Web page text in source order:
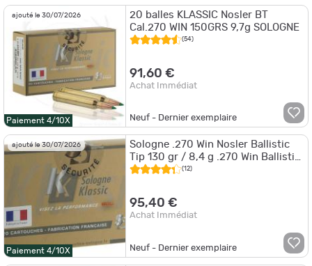
ajouté le 30/07/2026
Paiement 4/10X
20 balles KLASSIC Nosler BT
Cal.270 WIN 150GRS 9,7g SOLOGNE
(54)
91,60 €
Achat Immédiat
Neuf - Dernier exemplaire
ajouté le 30/07/2026
Paiement 4/10X
Sologne .270 Win Nosler Ballistic
Tip 130 gr / 8,4 g .270 Win Ballistic
Tip 130 gr / 8.4 g
(12)
95,40 €
Achat Immédiat
Neuf - Dernier exemplaire